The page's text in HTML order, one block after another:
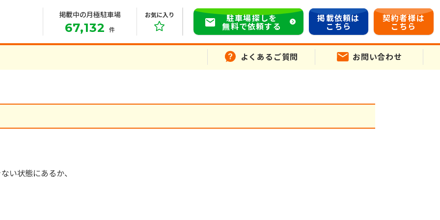
掲載中の月極駐車場
67,132 件
お気に入り 駐車場探しを
無料で依頼する
掲載依頼は
こちら
契約者様は
こちら
よくあるご質問 お問い合わせ
い状態にあるか、